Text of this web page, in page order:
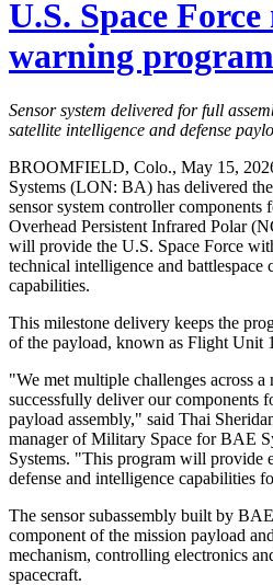
U.S. Space Force
warning program
Sensor system delivered for full
satellite intelligence and defense
BROOMFIELD, Colo., May 15,
Systems (LON: BA) has delivered
sensor system controller components
Overhead Persistent Infrared Polar
will provide the U.S. Space Force
technical intelligence and battlespace
capabilities.
This milestone delivery keeps the
of the payload, known as Flight Unit
"We met multiple challenges across
successfully deliver our components
payload assembly," said Thai
manager of Military Space for BAE
Systems. "This program will provide
defense and intelligence capabilities
The sensor subassembly built by
component of the mission payload
mechanism, controlling electronics
spacecraft.